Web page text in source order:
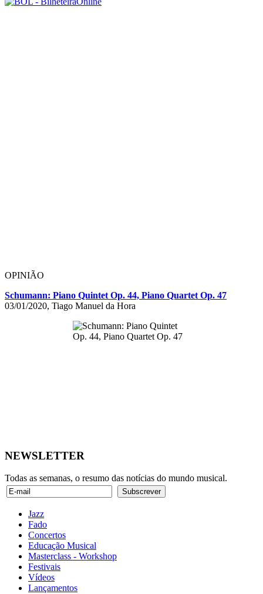
OPINIÃO
Schumann: Piano Quintet Op. 44, Piano Quartet Op. 47
03/01/2020, Tiago Manuel da Hora
NEWSLETTER
Todas as semanas, o resumo das notícias do mundo musical.
Jazz
Fado
Concertos
Educação Musical
Masterclass - Workshop
Festivais
Vídeos
Lançamentos